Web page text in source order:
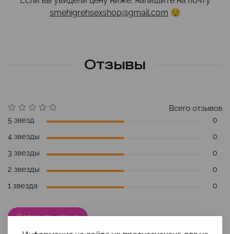
smehigrehsexshop@gmail.com 😌
Отзывы
Всего отзывов
5 звезд
0
4 звезды
0
3 звезды
0
2 звезды
0
1 звезда
0
Оставить отзыв